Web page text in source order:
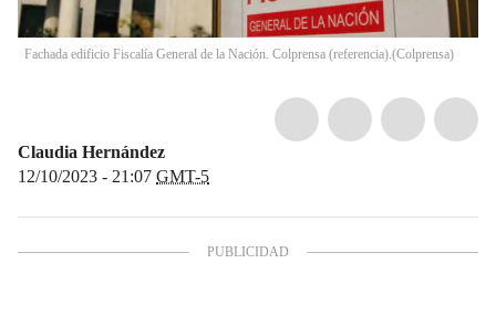
Fachada edificio Fiscalía General de la Nación. Colprensa (referencia).(Colprensa)
Claudia Hernández
12/10/2023 - 21:07 GMT-5